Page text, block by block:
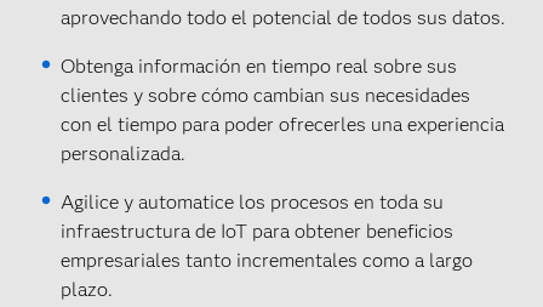
aprovechando todo el potencial de todos sus datos.
Obtenga información en tiempo real sobre sus
clientes y sobre cómo cambian sus necesidades
con el tiempo para poder ofrecerles una experiencia
personalizada.
Agilice y automatice los procesos en toda su
infraestructura de IoT para obtener beneficios
empresariales tanto incrementales como a largo
plazo.